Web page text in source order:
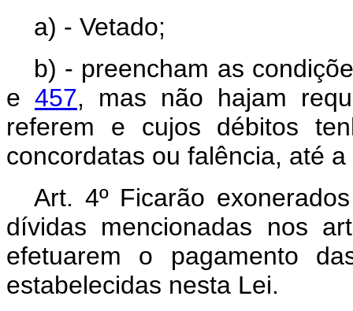
a) - Vetado;
b) - preencham as
e 457, mas não hajam
referem e cujos débitos
concordatas ou falência, até
Art. 4º Ficarão
dívidas mencionadas nos
efetuarem o pagamento
estabelecidas nesta Lei.